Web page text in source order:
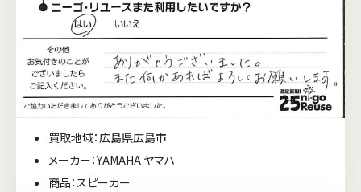
買取地域：広島県広島市
メーカー：YAMAHA ヤマハ
商品：スピーカー